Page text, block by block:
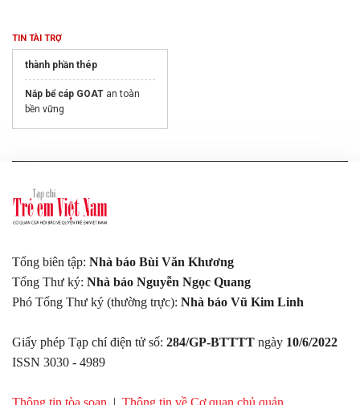
TIN TÀI TRỢ
thành phần thép
Nắp bể cáp GOAT an toàn
bền vững
Tổng biên tập: Nhà báo Bùi Văn Khương
Tổng Thư ký: Nhà báo Nguyễn Ngọc Quang
Phó Tổng Thư ký (thường trực): Nhà báo Vũ Kim Linh
Giấy phép Tạp chí điện tử số: 284/GP-BTTTT ngày 10/6/2022
ISSN 3030 - 4989
Thông tin tòa soạn | Thông tin về Cơ quan chủ quản